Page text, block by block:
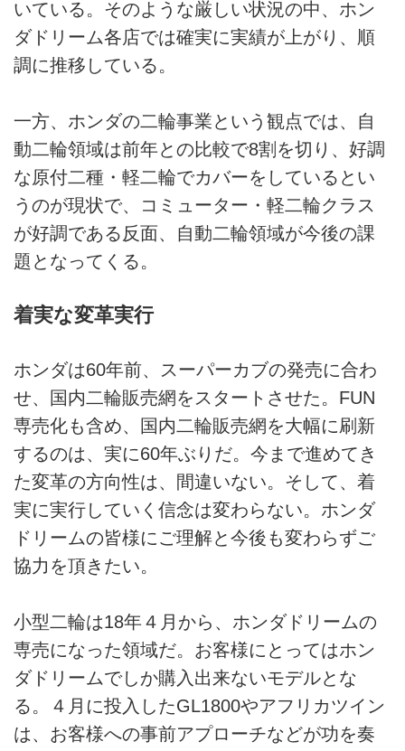
いている。そのような厳しい状況の中、ホン
ダドリーム各店では確実に実績が上がり、順
調に推移している。
一方、ホンダの二輪事業という観点では、自
動二輪領域は前年との比較で8割を切り、好調
な原付二種・軽二輪でカバーをしているとい
うのが現状で、コミューター・軽二輪クラス
が好調である反面、自動二輪領域が今後の課
題となってくる。
着実な変革実行
ホンダは60年前、スーパーカブの発売に合わ
せ、国内二輪販売網をスタートさせた。FUN
専売化も含め、国内二輪販売網を大幅に刷新
するのは、実に60年ぶりだ。今まで進めてき
た変革の方向性は、間違いない。そして、着
実に実行していく信念は変わらない。ホンダ
ドリームの皆様にご理解と今後も変わらずご
協力を頂きたい。
小型二輪は18年４月から、ホンダドリームの
専売になった領域だ。お客様にとってはホン
ダドリームでしか購入出来ないモデルとな
る。４月に投入したGL1800やアフリカツイン
は、お客様への事前アプローチなどが功を奏